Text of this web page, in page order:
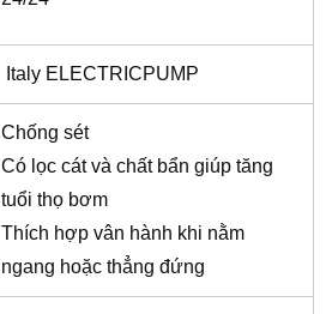
Italy ELECTRICPUMP
Chống sét
Có lọc cát và chất bẩn giúp tăng
tuổi thọ bơm
Thích hợp vân hành khi nằm
ngang hoặc thẳng đứng